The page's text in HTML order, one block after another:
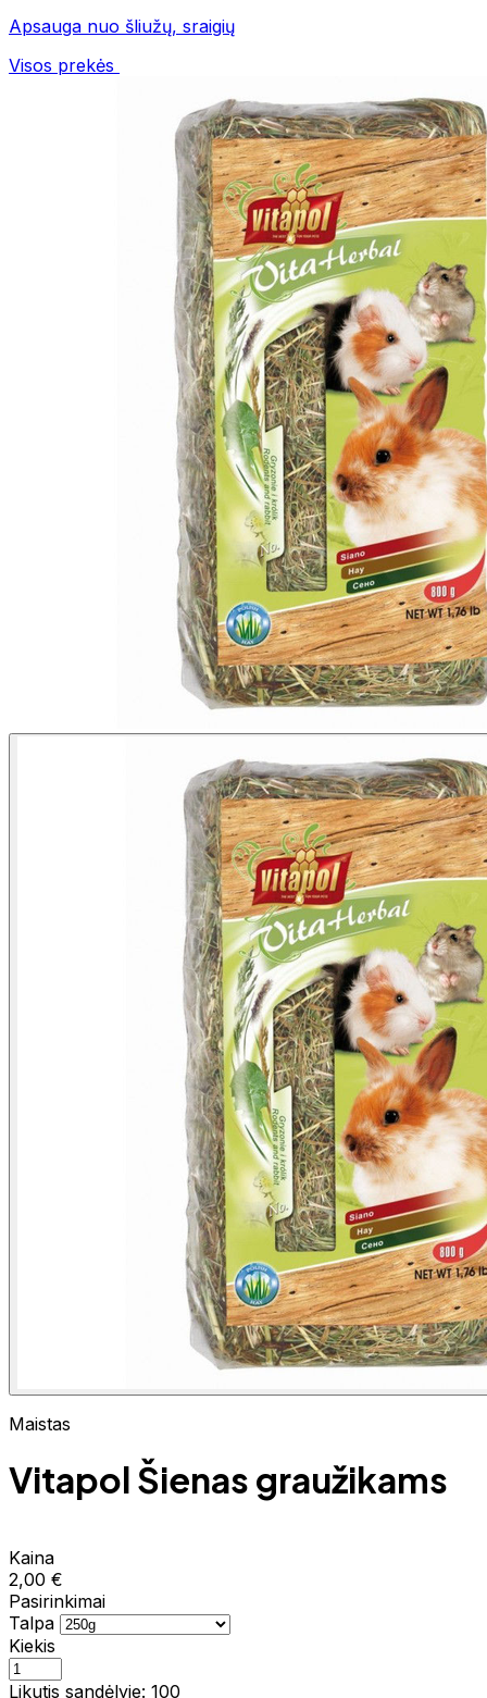
Apsauga nuo šliužų, sraigių
Visos prekės
Maistas
Vitapol Šienas graužikams
Kaina
2,00 €
Pasirinkimai
Talpa
Kiekis
Likutis sandėlyje: 100